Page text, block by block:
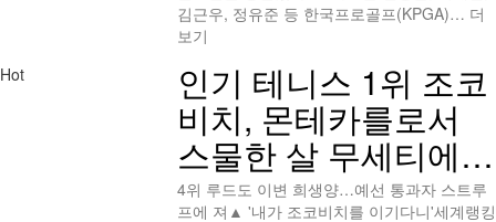
김근우, 정유준 등 한국프로골프(KPGA)… 더
보기
Hot
인기 테니스 1위 조코
비치, 몬테카를로서
스물한 살 무세티에…
4위 루드도 이변 희생양…예선 통과자 스트루
프에 져▲ '내가 조코비치를 이기다니'세계랭킹